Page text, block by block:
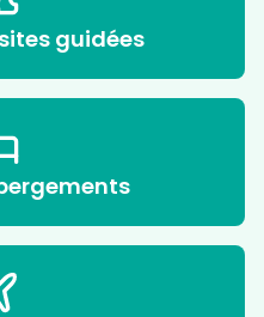
guidées